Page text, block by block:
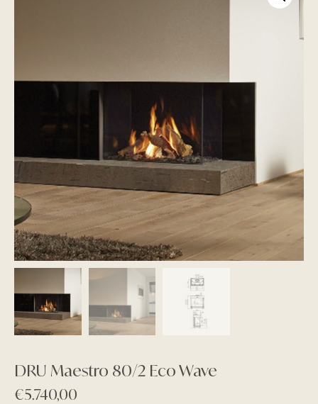
DRU Maestro 80/2 Eco Wave
€5.740,00